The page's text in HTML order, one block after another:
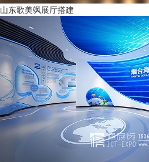
山东歌美飒展厅搭建